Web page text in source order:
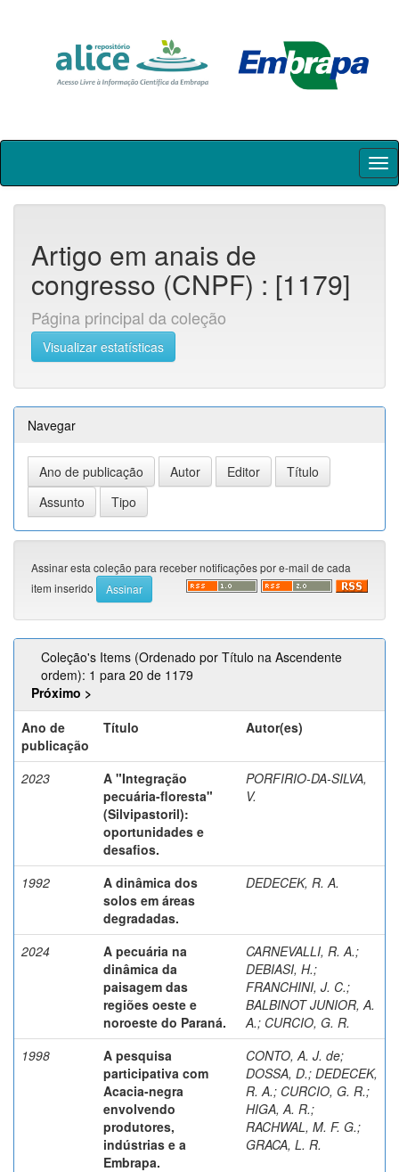
Skip
Artigo em anais de
congresso (CNPF) : [1179]
Página principal da coleção
Visualizar estatísticas
Navegar
Assinar esta coleção para receber notificações por e-mail de cada
item inserido
Coleção's Items (Ordenado por Título na Ascendente
ordem): 1 para 20 de 1179
Próximo >
Ano de
publicação
Título Autor(es)
2023
A "Integração
pecuária-floresta"
(Silvipastoril):
oportunidades e
desafios.
PORFIRIO-DA-SILVA,
V.
1992
A dinâmica dos
solos em áreas
degradadas.
DEDECEK, R. A.
2024
A pecuária na
dinâmica da
paisagem das
regiões oeste e
noroeste do Paraná.
CARNEVALLI, R. A.;
DEBIASI, H.;
FRANCHINI, J. C.;
BALBINOT JUNIOR, A.
A.; CURCIO, G. R.
1998
A pesquisa
participativa com
Acacia-negra
envolvendo
produtores,
indústrias e a
Embrapa.
CONTO, A. J. de;
DOSSA, D.; DEDECEK,
R. A.; CURCIO, G. R.;
HIGA, A. R.;
RACHWAL, M. F. G.;
GRACA, L. R.